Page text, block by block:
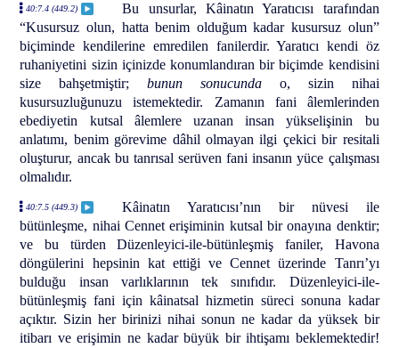
40:7.4 (449.2)
Bu unsurlar, Kâinatın Yaratıcısı tarafından
“Kusursuz olun, hatta benim olduğum kadar kusursuz olun”
biçiminde kendilerine emredilen fanilerdir. Yaratıcı kendi öz
ruhaniyetini sizin içinizde konumlandıran bir biçimde kendisini
size bahşetmiştir;bunun sonucunda o, sizin nihai
kusursuzluğunuzu istemektedir. Zamanın fani âlemlerinden
ebediyetin kutsal âlemlere uzanan insan yükselişinin bu
anlatımı, benim görevime dâhil olmayan ilgi çekici bir resitali
oluşturur, ancak bu tanrısal serüven fani insanın yüce çalışması
olmalıdır.
40:7.5 (449.3)
Kâinatın Yaratıcısı’nın bir nüvesi ile
bütünleşme, nihai Cennet erişiminin kutsal bir onayına denktir;
ve bu türden Düzenleyici-ile-bütünleşmiş faniler, Havona
döngülerini hepsinin kat ettiği ve Cennet üzerinde Tanrı’yı
bulduğu insan varlıklarının tek sınıfıdır. Düzenleyici-ile-
bütünleşmiş fani için kâinatsal hizmetin süreci sonuna kadar
açıktır. Sizin her birinizi nihai sonun ne kadar da yüksek bir
itibarı ve erişimin ne kadar büyük bir ihtişamı beklemektedir!